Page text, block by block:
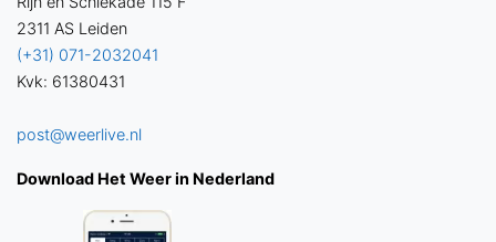
2311 AS Leiden
(+31) 071-2032041
Kvk: 61380431
post@weerlive.nl
Download Het Weer in Nederland